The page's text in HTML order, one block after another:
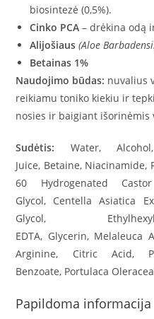
biosintezė (0,5%).
Cinko PCA – drėkina odą
Alijošiaus(Aloe
Betainas 1%
Naudojimo būdas: nuvalius
reikiamu toniko kiekiu ir
nosies ir baigiant išorinėmis
Sudėtis: Water,
Juice, Betaine, Niacinamide,
60 Hydrogenated
Glycol, Centella Asiatica
Glycol,
EDTA, Glycerin, Melaleuca
Arginine, Citric Acid,
Benzoate, Portulaca
Papildoma informacija